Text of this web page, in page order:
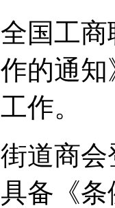
国工
的通
作。
道商
备《